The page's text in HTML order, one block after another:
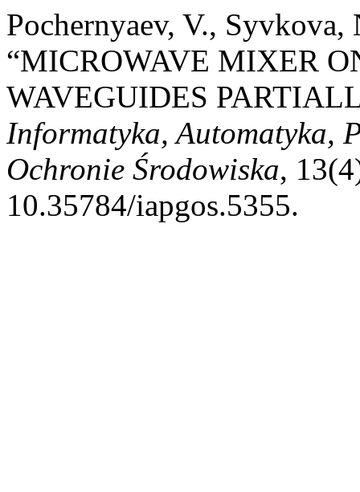
Pochernyaev, V.,
“MICROWAVE MIXER
WAVEGUIDES
Informatyka, Automatyka,
Ochronie Środowiska,
10.35784/iapgos.5355.